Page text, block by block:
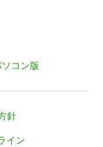
コン版
針
イン